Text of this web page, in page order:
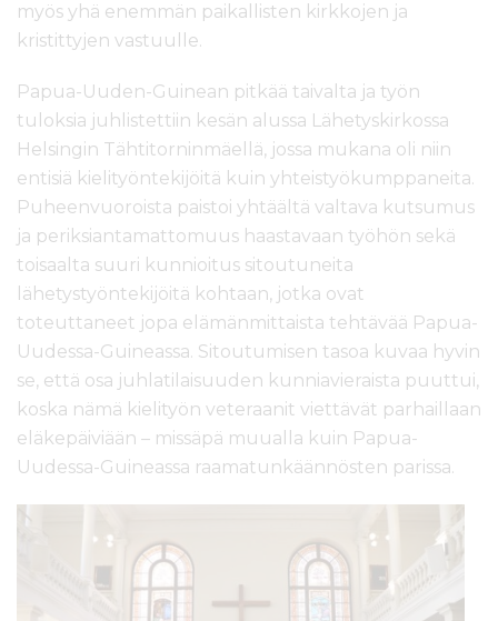
myös yhä enemmän paikallisten kirkkojen ja
kristittyjen vastuulle.
Papua-Uuden-Guinean pitkää taivalta ja työn
tuloksia juhlistettiin kesän alussa Lähetyskirkossa
Helsingin Tähtitorninmäellä, jossa mukana oli niin
entisiä kielityöntekijöitä kuin yhteistyökumppaneita.
Puheenvuoroista paistoi yhtäältä valtava kutsumus
ja periksiantamattomuus haastavaan työhön sekä
toisaalta suuri kunnioitus sitoutuneita
lähetystyöntekijöitä kohtaan, jotka ovat
toteuttaneet jopa elämänmittaista tehtävää Papua-
Uudessa-Guineassa. Sitoutumisen tasoa kuvaa hyvin
se, että osa juhlatilaisuuden kunniavieraista puuttui,
koska nämä kielityön veteraanit viettävät parhaillaan
eläkepäiviään – missäpä muualla kuin Papua-
Uudessa-Guineassa raamatunkäännösten parissa.